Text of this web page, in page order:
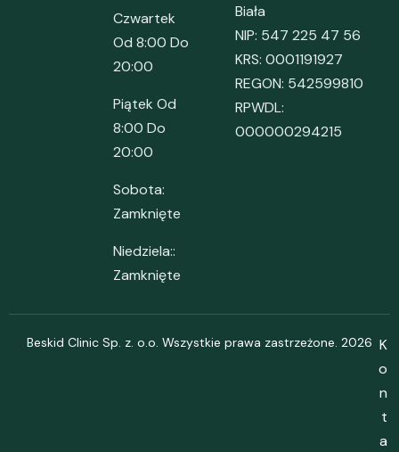
Czwartek
Od 8:00 Do
20:00
Piątek Od
8:00 Do
20:00
Sobota:
Zamknięte
Niedziela::
Zamknięte
Biała
NIP: 547 225 47 56
KRS: 0001191927
REGON: 542599810
RPWDL:
000000294215
Beskid Clinic Sp. z. o.o. Wszystkie prawa zastrzeżone. 2026 K
o
n
t
a